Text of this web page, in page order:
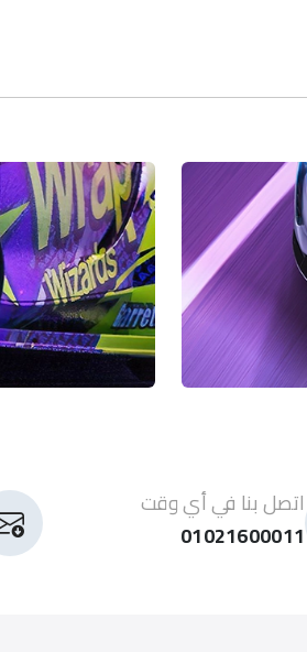
اتصل بنا في أي وقت
01021600011